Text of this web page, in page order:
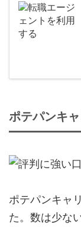
ポテパンキ
ポテパンキャ
た。数は少な